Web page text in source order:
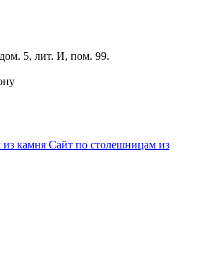
5, лит. И, пом. 99.
камня Сайт по столешницам из